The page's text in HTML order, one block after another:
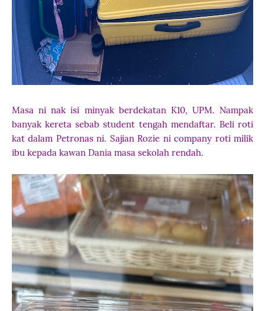
Masa ni nak isi minyak berdekatan K10, UPM. Nampak
banyak kereta sebab student tengah mendaftar. Beli roti
kat dalam Petronas ni. Sajian Rozie ni company roti milik
ibu kepada kawan Dania masa sekolah rendah.